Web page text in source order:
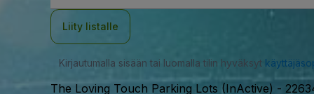
Liity listalle
Kirjautumalla sisään tai luomalla tilin hyväksyt
The Loving Touch Parking Lots (InActive) -